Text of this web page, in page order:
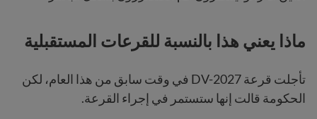
ماذا يعني هذا بالنسبة للقرعات المستقبلية
تأجلت قرعة DV-2027 في وقت سابق من هذا العام، لكن
الحكومة قالت إنها ستستمر في إجراء القرعة.